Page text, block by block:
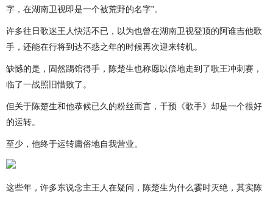
字，在湖南卫视即是一个被荒野的名字”。
许多往日歌迷王人快活不已，以为也曾在湖南卫视登顶的阿谁吉他歌
手，还能在行将到达不惑之年的时候再次迎来转机。
缺憾的是，固然踢馆得手，陈楚生也称愿以偿地走到了歌王冲刺赛，
临了一战照旧惜败了。
但关于陈楚生和他恭候已久的粉丝而言，干预《歌手》却是一个很好
的运转。
至少，他终于运转庸俗地自我营业。
这些年，许多东说念主王人在疑问，陈楚生为什么霎时灭绝，其实陈